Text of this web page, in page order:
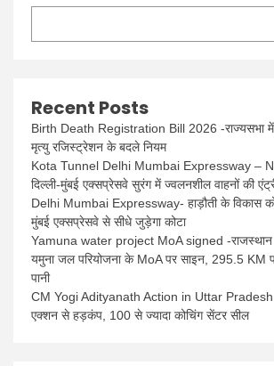
Recent Posts
Birth Death Registration Bill 2026 -राज्यसभा
मृत्यु रजिस्ट्रेशन के बदले नियम
Kota Tunnel Delhi Mumbai Expressway –
दिल्ली-मुंबई एक्सप्रेसवे सुरंग में ज्वलनशील वाहनों की
Delhi Mumbai Expressway- हाड़ौती के विकास को
मुंबई एक्सप्रेसवे से सीधे जुड़ेगा कोटा
Yamuna water project MoA signed -राजस्थान
यमुना जल परियोजना के MoA पर साइन, 295.5 KM
पानी
CM Yogi Adityanath Action in Uttar Pradesh
एक्शन से हड़कंप, 100 से ज्यादा कोचिंग सेंटर सील